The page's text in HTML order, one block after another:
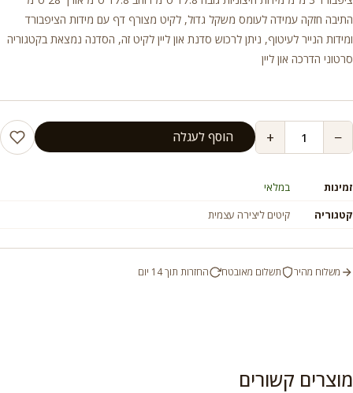
התיבה חזקה עמידה לעומס משקל גדול, לקיט מצורף דף עם מידות הציפבורד
ומידות הנייר לעיטוף, ניתן לרכוש סדנת און ליין לקיט זה, הסדנה נמצאת בקטגוריה
סרטוני הדרכה און ליין
−
+ הוסף לעגלה
זמינות
במלאי
קטגוריה
קיטים ליצירה עצמית
משלוח מהיר תשלום מאובטח החזרות תוך 14 יום
מוצרים קשורים